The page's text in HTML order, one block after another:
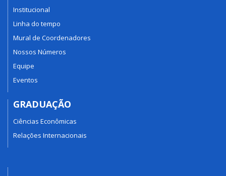
Institucional
Linha do tempo
Mural de Coordenadores
Nossos Números
Equipe
Eventos
GRADUAÇÃO
Ciências Econômicas
Relações Internacionais